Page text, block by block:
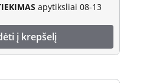
apytiksliai 08-13
į krepšelį